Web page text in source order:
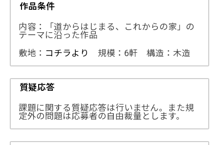
作品条件
内容：「道からはじまる、これからの家」の
テーマに沿った作品
敷地： コチラより 規模：6軒 構造：木造
質疑応答
課題に関する質疑応答は行いません。また規
定外の問題は応募者の自由裁量とします。